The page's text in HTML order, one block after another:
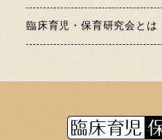
臨床育児・保育研究会とは